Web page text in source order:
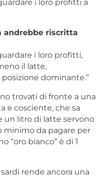
i loro profitti a
andrebbe riscritta
i loro profitti,
il latte,
dominante.”
trovati di fronte a una
e cosciente, che sa
un litro di latte servono
minimo da pagare per
“oro bianco” è di 1
rende ancora una